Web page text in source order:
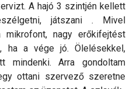
A hajó 3 szintjén kellett
játszani . Mivel
mikrofont, nagy erőkifejtést
ha a vége jó. Ölelésekkel,
mindenki. Arra gondoltam
ottani szervező szeretne